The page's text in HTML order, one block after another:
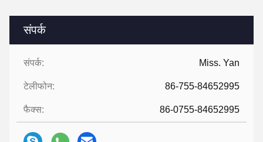
संपर्क
संपर्क: Miss. Yan
टेलीफोन: 86-755-84652995
फैक्स: 86-0755-84652995